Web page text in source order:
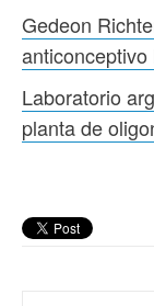
Gedeon
anticonceptivo
Laboratorio
planta de